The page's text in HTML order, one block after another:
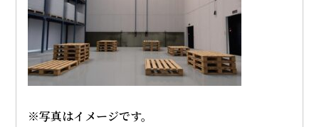
※写真はイメージです。